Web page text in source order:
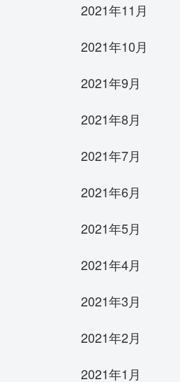
2021年11月
2021年10月
2021年9月
2021年8月
2021年7月
2021年6月
2021年5月
2021年4月
2021年3月
2021年2月
2021年1月